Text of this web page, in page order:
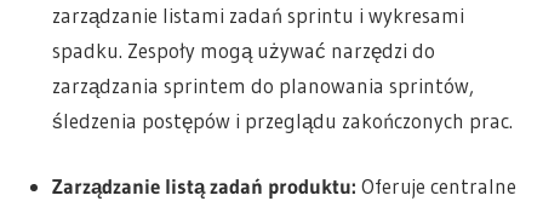
zarządzanie listami zadań sprintu i wykresami
spadku. Zespoły mogą używać narzędzi do
zarządzania sprintem do planowania sprintów,
śledzenia postępów i przeglądu zakończonych prac.
Zarządzanie listą zadań produktu: Oferuje centralne